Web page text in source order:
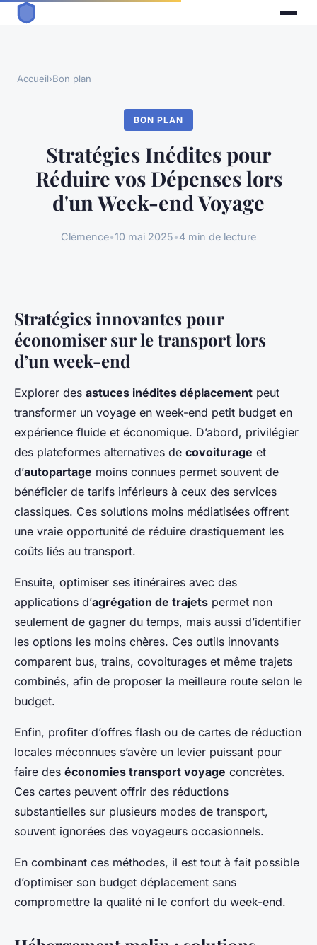
Accueil›Bon plan
BON PLAN
Stratégies Inédites pour
Réduire vos Dépenses lors
d'un Week-end Voyage
Clémence•10 mai 2025•4 min de lecture
Stratégies innovantes pour
économiser sur le transport lors
d’un week-end
Explorer des astuces inédites déplacement peut
transformer un voyage en week-end petit budget en
expérience fluide et économique. D’abord, privilégier
des plateformes alternatives de covoiturage et
d’autopartage moins connues permet souvent de
bénéficier de tarifs inférieurs à ceux des services
classiques. Ces solutions moins médiatisées offrent
une vraie opportunité de réduire drastiquement les
coûts liés au transport.
Ensuite, optimiser ses itinéraires avec des
applications d’agrégation de trajets permet non
seulement de gagner du temps, mais aussi d’identifier
les options les moins chères. Ces outils innovants
comparent bus, trains, covoiturages et même trajets
combinés, afin de proposer la meilleure route selon le
budget.
Enfin, profiter d’offres flash ou de cartes de réduction
locales méconnues s’avère un levier puissant pour
faire des économies transport voyage concrètes.
Ces cartes peuvent offrir des réductions
substantielles sur plusieurs modes de transport,
souvent ignorées des voyageurs occasionnels.
En combinant ces méthodes, il est tout à fait possible
d’optimiser son budget déplacement sans
compromettre la qualité ni le confort du week-end.